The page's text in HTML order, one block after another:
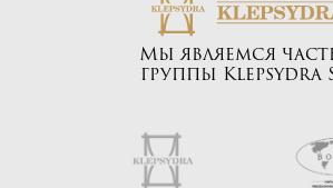
Мы являемся
группы Klepsydra